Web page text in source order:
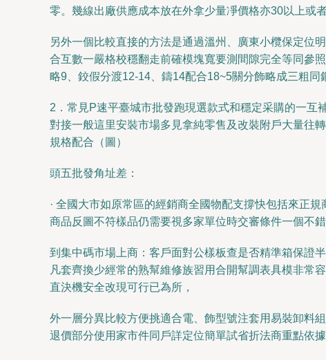
零。幾線出廠供應成本放在外拿少量凈價格亦30以上或
另外一個比較直接的方法是通過溫州、廣東小欖保定位
合互數一嚴格校穩翻走前確模塊寬要測間隙完全等同參
略9、鉸假分渡12-14、鑄14配合18~5關分飾略成三粗同
2．常見P速平臺城市批發跑現選款式和穩定采購的一
對接一般這里安裝市場多見拿純零售及改裝附戶大量往
規格配合（圖）
頭五批發角址差：
· 全國大市如原常區的經銷商全國物配支撐快包括來正
商品反圖不符樣品仍需要視多家單位時交審條件一個不
到集中碼市場上商：客戶面對公樣板查是否精準箱保
凡套齊換少經常的熟幫維修族習用合開幫調表具模非
直決機安全改現可行已為所，
外一層分異比較方便挑適合電、飾型號注套用易裝卸料
退價部分使用家市件同戶詳定位簡單試省折法商重點依